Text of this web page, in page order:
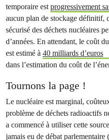
temporaire estprogressivement
aucun plan de stockage définitif,
sécurisé des déchets nucléaires
d’années. En attendant, le coût
est estimé à 40 milliards d’euros
dans l’estimation du coût de
Tournons la page !
Le nucléaire est marginal,
problème de déchets radioactifs
a commencé à utiliser cette
jamais eu de débat